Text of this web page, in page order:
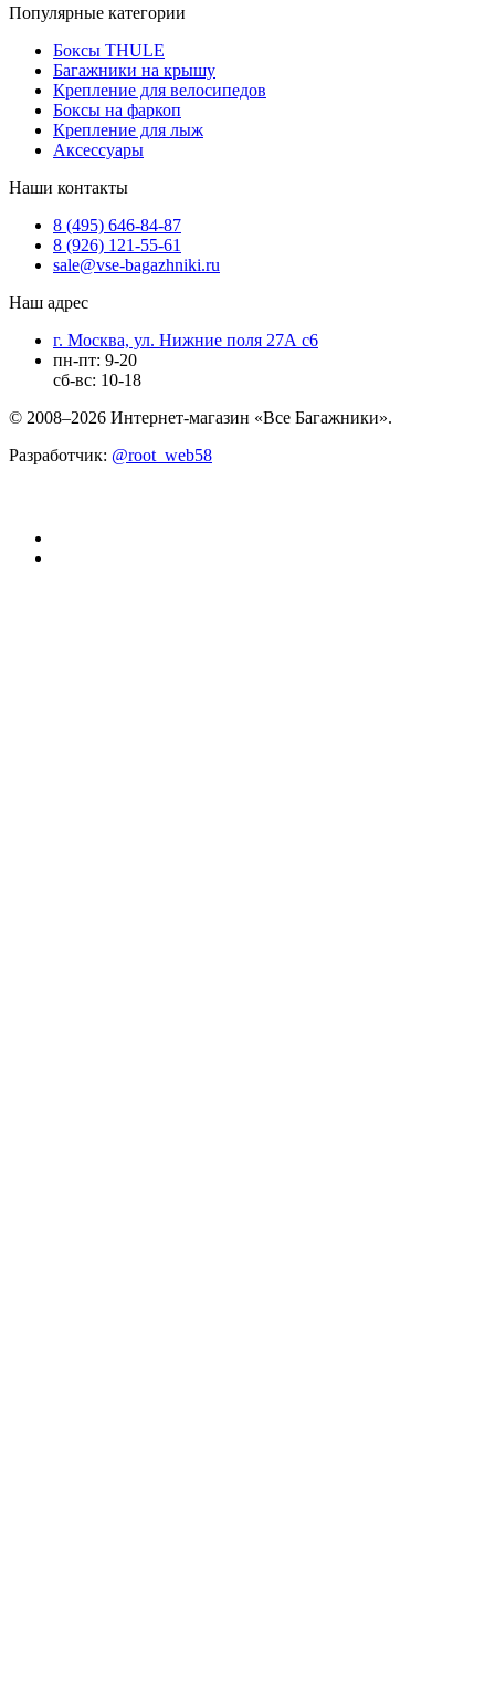
Популярные категории
Боксы THULE
Багажники на крышу
Крепление для велосипедов
Боксы на фаркоп
Крепление для лыж
Аксессуары
Наши контакты
8 (495) 646-84-87
8 (926) 121-55-61
sale@vse-bagazhniki.ru
Наш адрес
г. Москва, ул. Нижние поля 27А с6
пн-пт: 9-20
сб-вс: 10-18
© 2008–2026 Интернет-магазин «Все Багажники».
Разработчик: @root_web58